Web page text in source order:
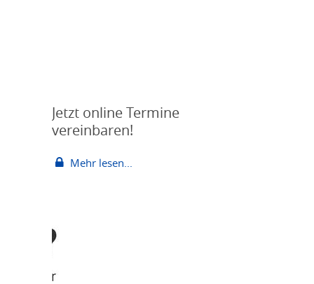
Jetzt online Termine
vereinbaren!
Mehr lesen...